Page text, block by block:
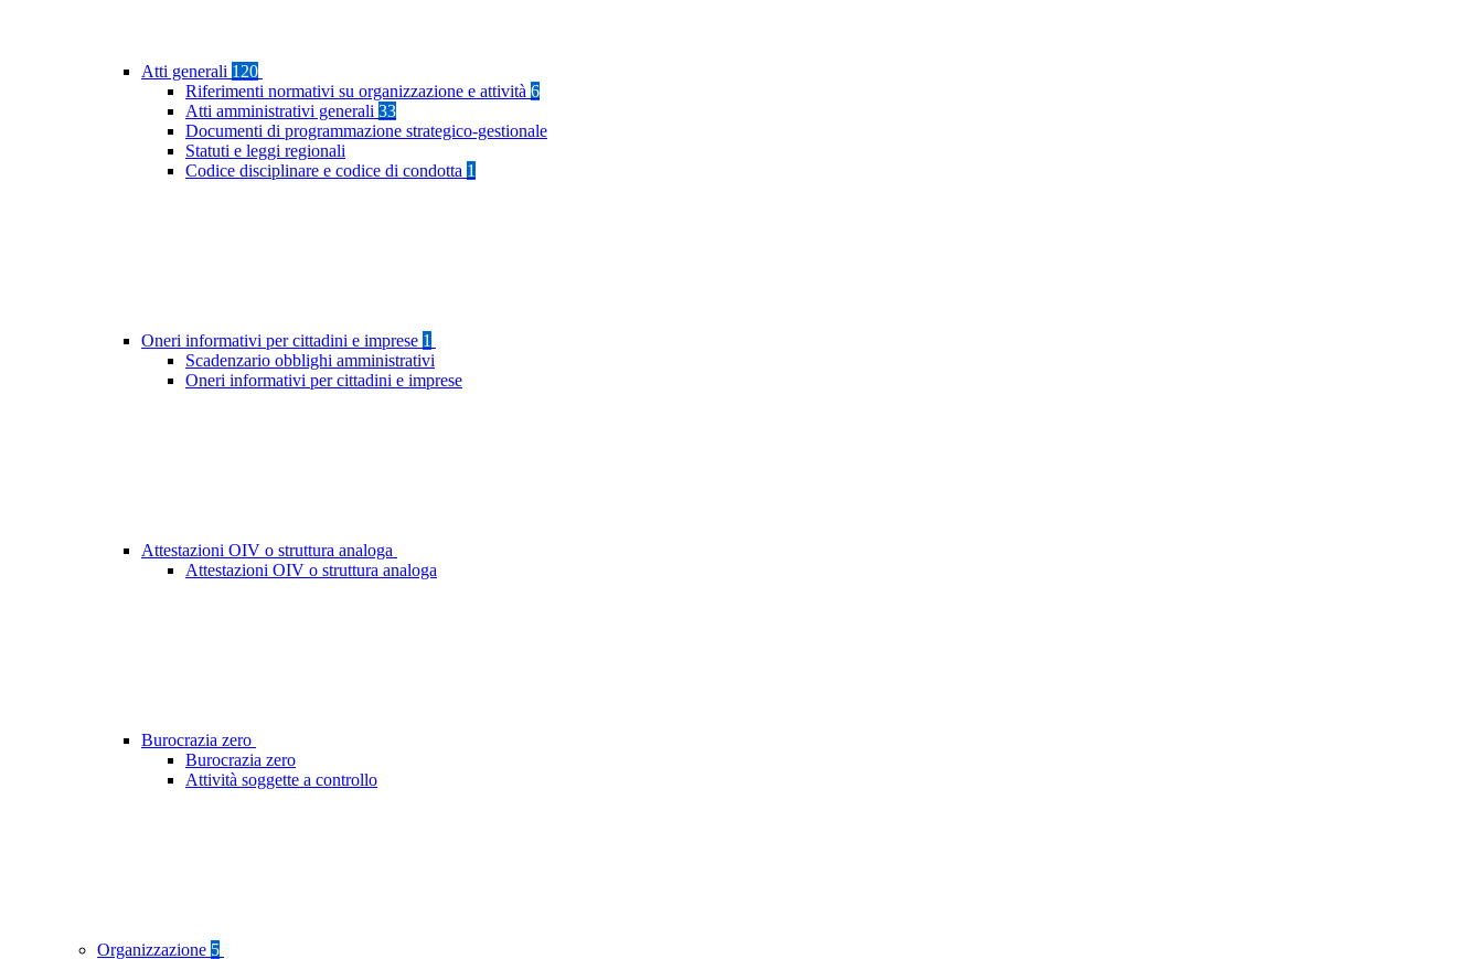
Atti generali 120
Riferimenti normativi su organizzazione e attività 6
Atti amministrativi generali 33
Documenti di programmazione strategico-gestionale
Statuti e leggi regionali
Codice disciplinare e codice di condotta 1
Oneri informativi per cittadini e imprese 1
Scadenzario obblighi amministrativi
Oneri informativi per cittadini e imprese
Attestazioni OIV o struttura analoga
Attestazioni OIV o struttura analoga
Burocrazia zero
Burocrazia zero
Attività soggette a controllo
Organizzazione 5